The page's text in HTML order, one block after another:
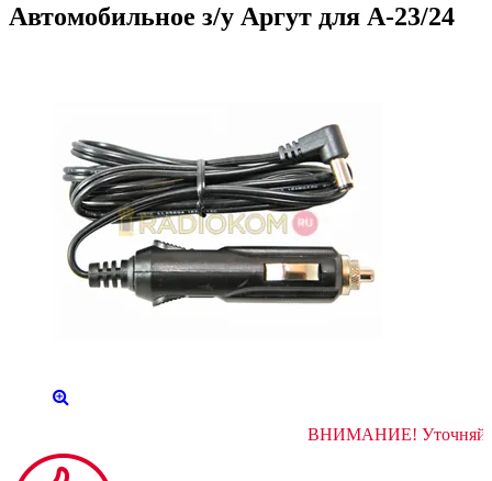
Автомобильное з/у Аргут для А-23/24
ВНИМАНИЕ!